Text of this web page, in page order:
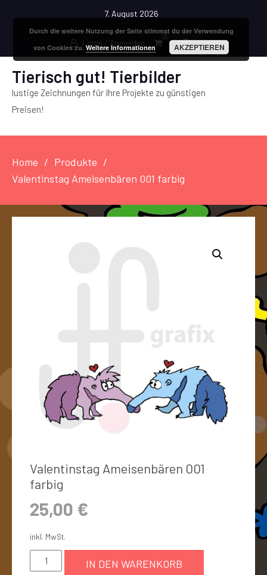
7. August 2026
Login / Anmelden
0
Tierisch gut! Tierbilder
lustige Zeichnungen für Ihre Projekte zu günstigen
Preisen!
Home
Produkte
Valentinstag Ameisenbären 001 farbig
Valentinstag Ameisenbären 001
farbig
25,00 €
inkl. MwSt.
IN DEN WARENKORB
Durch die weitere Nutzung der Seite stimmst du der Verwendung
von Cookies zu.Weitere Informationen AKZEPTIEREN